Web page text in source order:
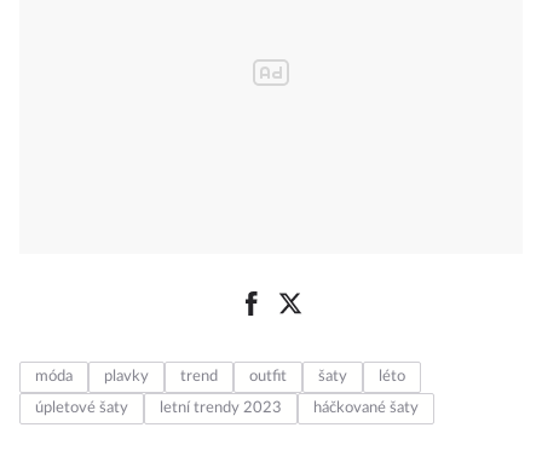
móda plavky trend outfit šaty
léto
úpletové šaty
letní trendy 2023 háčkované šaty